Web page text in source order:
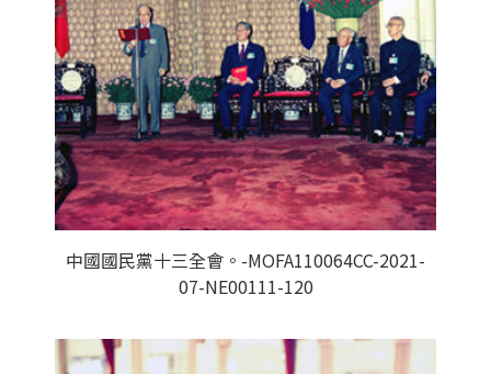
中國國民黨十三全會。-MOFA110064CC-2021-
07-NE00111-120